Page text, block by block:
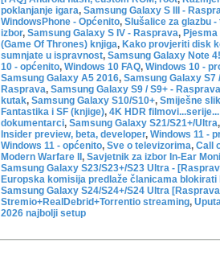
poklanjanje igara, Samsung Galaxy S III -
WindowsPhone - Općenito, Slušalice za glazbu -
izbor, Samsung Galaxy S IV - Rasprava,
(Game Of Thrones) knjiga, Kako provjeriti disk
sumnjate u ispravnost, Samsung Galaxy Note 4!
10 - općenito, Windows 10 FAQ, Windows 10 -
Samsung Galaxy A5 2016, Samsung Galaxy S7
Rasprava, Samsung Galaxy S9 / S9+ - Rasprava
kutak, Samsung Galaxy S10/S10+, Smiješne
Fantastika i SF (knjige), 4K HDR filmovi...serije...
dokumentarci, Samsung Galaxy S21/S21+/Ultra
Insider preview, beta, developer, Windows 11 -
Windows 11 - općenito, Sve o televizorima, Call
Modern Warfare II , Savjetnik za izbor In-Ear
Samsung Galaxy S23/S23+/S23 Ultra -
Europska komisija predlaže članicama blokirati
Samsung Galaxy S24/S24+/S24 Ultra
Stremio+RealDebrid+Torrentio streaming,
2026 najbolji setup